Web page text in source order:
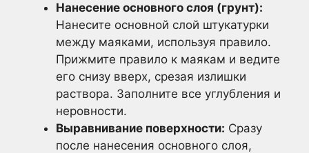
Нанесение основного слоя (грунт):
Нанесите основной слой штукатурки
между маяками, используя правило.
Прижмите правило к маякам и ведите
его снизу вверх, срезая излишки
раствора. Заполните все углубления и
неровности.
Выравнивание поверхности: Сразу
после нанесения основного слоя,